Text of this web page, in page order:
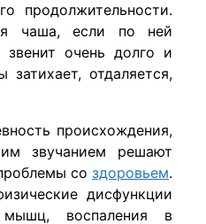
продолжительности.
чаша, если по ней
звенит очень долго и
отдаляется,
происхождения,
звучанием решают
со здоровьем.
дисфункции
воспаления в